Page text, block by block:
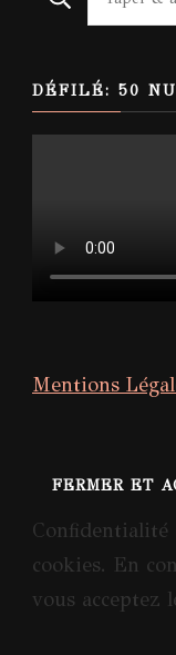
for
DÉFILÉ: 50
Mentions
Confidentialité
cookies. En
vous acceptez